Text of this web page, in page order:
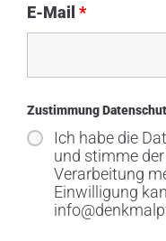
E-Mail *
Zustimmung
Ich habe die
und stimme
Verarbeitung
Einwilligung